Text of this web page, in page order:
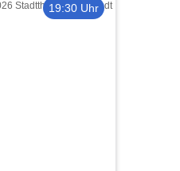
19:30 Uhr